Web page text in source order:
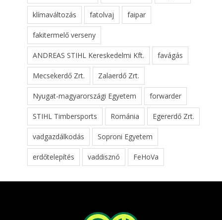
klímaváltozás fatolvaj faipar
fakitermelő verseny
ANDREAS STIHL Kereskedelmi Kft. favágás
Mecsekerdő Zrt. Zalaerdő Zrt.
Nyugat-magyarországi Egyetem forwarder
STIHL Timbersports Románia Egererdő Zrt.
vadgazdálkodás Soproni Egyetem
erdőtelepítés vaddisznó FeHoVa